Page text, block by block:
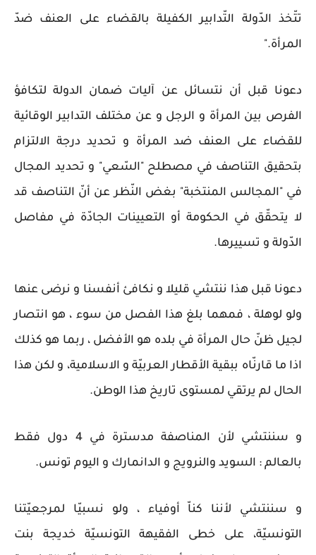
تتّخذ الدّولة التّدابير الكفيلة بالقضاء على العنف ضدّ
المرأة."
دعونا قبل أن نتسائل عن آليات ضمان الدولة لتكافؤ
الفرص بين المرأة و الرجل و عن مختلف التدابير الوقائية
للقضاء على العنف ضد المرأة و تحديد درجة الالتزام
بتحقيق التناصف في مصطلح "السّعي" و تحديد المجال
في "المجالس المنتخبة" بغض النّظر عن أنّ التناصف قد
لا يتحقّق في الحكومة أو التعيينات الجادّة في مفاصل
الدّولة و تسييرها.
دعونا قبل هذا ننتشي قليلا و نكافئ أنفسنا و نرضى عنها
ولو لوهلة ، فمهما بلغ هذا الفصل من سوء ، هو انتصار
لجيل ظنّ حال المرأة في بلده هو الأفضل ، ربما هو كذلك
اذا ما قارنّاه ببقية الأقطار العربيّة و الاسلامية، و لكن هذا
الحال لم يرتقي لمستوى تاريخ هذا الوطن.
و سننتشي لأن المناصفة مدسترة في 4 دول فقط
بالعالم : السويد والنرويج و الدانمارك و اليوم تونس.
و سننتشي لأننا كناّ أوفياء ، ولو نسبيّا لمرجعيّتنا
التونسيّة، على خطى الفقيهة التونسيّة خديجة بنت